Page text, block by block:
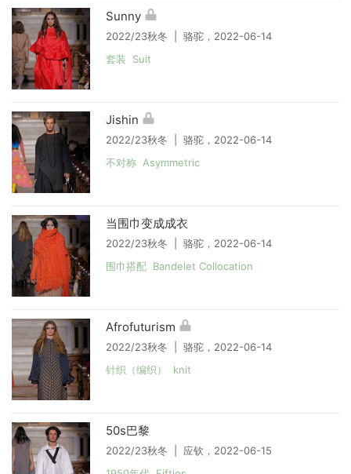
Sunny
2022/23秋冬 | 骆驼，2022-06-14
套装 Suit
Jishin
2022/23秋冬 | 骆驼，2022-06-14
不对称 Asymmetric
当围巾变成成衣
2022/23秋冬 | 骆驼，2022-06-14
围巾搭配 Bandelet Collocation
Afrofuturism
2022/23秋冬 | 骆驼，2022-06-14
针织（编织） knit
50s巴黎
2022/23秋冬 | 应钦，2022-06-15